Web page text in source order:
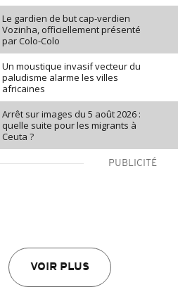
Le gardien de but cap-verdien
Vozinha, officiellement présenté
par Colo-Colo
Un moustique invasif vecteur du
paludisme alarme les villes
africaines
Arrêt sur images du 5 août 2026 :
quelle suite pour les migrants à
Ceuta ?
PUBLICITÉ
VOIR PLUS